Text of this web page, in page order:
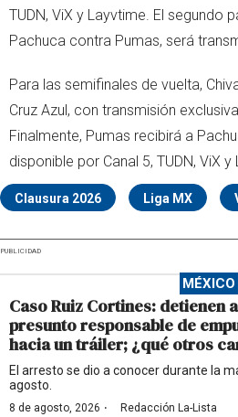
TUDN, ViX y Layvtime. El segundo
Pachuca contra Pumas, será
Para las semifinales de vuelta,
Cruz Azul, con transmisión
Finalmente, Pumas recibirá a
disponible por Canal 5, TUDN, ViX y
Clausura 2026 Liga MX
PUBLICIDAD
MÉXICO
Caso Ruiz Cortines: detienen
presunto responsable de
hacia un tráiler; ¿qué otros
El arresto se dio a conocer durante la
agosto.
8 de agosto, 2026 · Redacción La-Lista